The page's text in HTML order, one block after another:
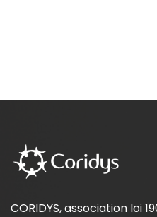
CORIDYS, association loi